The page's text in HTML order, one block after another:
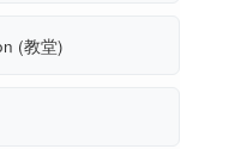
(教堂)